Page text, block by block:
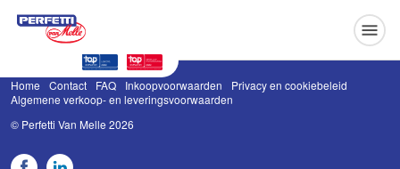
Perfetti Van Melle
Home Contact FAQ Inkoopvoorwaarden
Privacy en cookiebeleid
Algemene verkoop- en leveringsvoorwaarden
© Perfetti Van Melle 2026